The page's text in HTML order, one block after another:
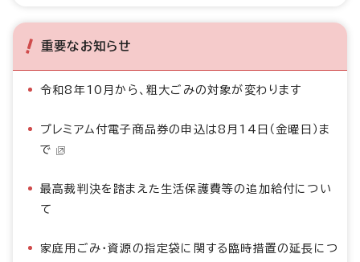
重要なお知らせ
令和8年10月から、粗大ごみの対象が変わります
プレミアム付電子商品券の申込は8月14日（金曜日）ま
で
最高裁判決を踏まえた生活保護費等の追加給付につい
て
家庭用ごみ・資源の指定袋に関する臨時措置の延長につ